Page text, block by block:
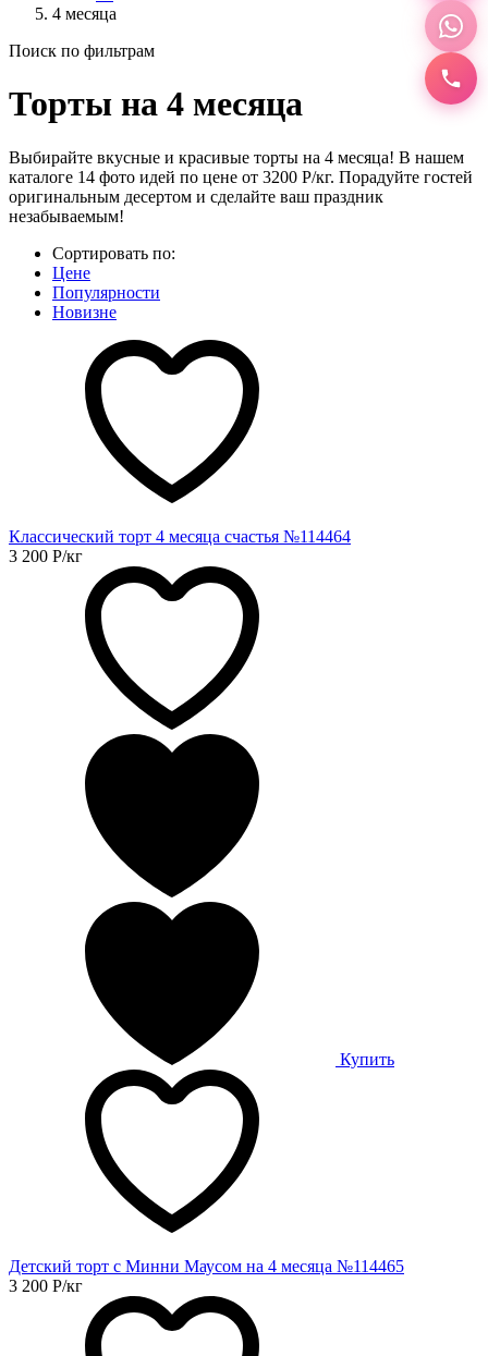
4 месяца
Поиск по фильтрам
Торты на 4 месяца
Выбирайте вкусные и красивые торты на 4 месяца! В нашем
каталоге 14 фото идей по цене от 3200 Р/кг. Порадуйте гостей
оригинальным десертом и сделайте ваш праздник
незабываемым!
Сортировать по:
Цене
Популярности
Новизне
Классический торт 4 месяца счастья №114464
3 200 Р/кг
Купить
Детский торт с Минни Маусом на 4 месяца №114465
3 200 Р/кг